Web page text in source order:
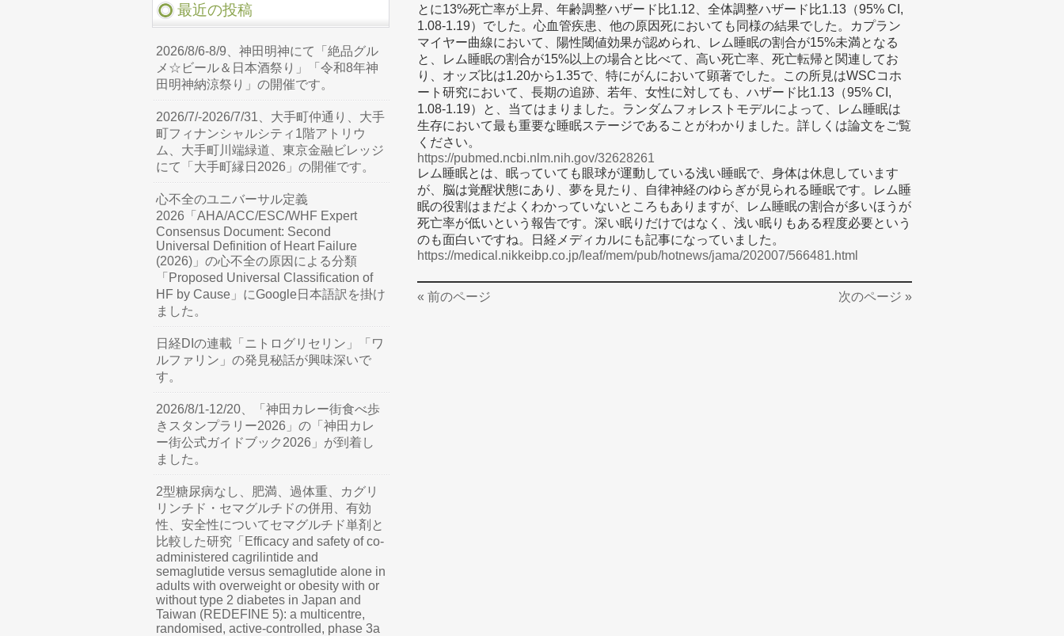
とに13%死亡率が上昇、年齢調整ハザード比1.12、全体調整ハザード比1.13（95% CI,
1.08-1.19）でした。心血管疾患、他の原因死においても同様の結果でした。カプラン
マイヤー曲線において、陽性閾値効果が認められ、レム睡眠の割合が15%未満となる
と、レム睡眠の割合が15%以上の場合と比べて、高い死亡率、死亡転帰と関連してお
り、オッズ比は1.20から1.35で、特にがんにおいて顕著でした。この所見はWSCコホ
ート研究において、長期の追跡、若年、女性に対しても、ハザード比1.13（95% CI,
1.08-1.19）と、当てはまりました。ランダムフォレストモデルによって、レム睡眠は
生存において最も重要な睡眠ステージであることがわかりました。詳しくは論文をご覧
ください。
https://pubmed.ncbi.nlm.nih.gov/32628261
レム睡眠とは、眠っていても眼球が運動している浅い睡眠で、身体は休息しています
が、脳は覚醒状態にあり、夢を見たり、自律神経のゆらぎが見られる睡眠です。レム睡
眠の役割はまだよくわかっていないところもありますが、レム睡眠の割合が多いほうが
死亡率が低いという報告です。深い眠りだけではなく、浅い眠りもある程度必要という
のも面白いですね。日経メディカルにも記事になっていました。
https://medical.nikkeibp.co.jp/leaf/mem/pub/hotnews/jama/202007/566481.html
« 前のページ 次のページ »
最近の投稿
2026/8/6-8/9、神田明神にて「絶品グル
メ☆ビール＆日本酒祭り」「令和8年神
田明神納涼祭り」の開催です。
2026/7/-2026/7/31、大手町仲通り、大手
町フィナンシャルシティ1階アトリウ
ム、大手町川端緑道、東京金融ビレッジ
にて「大手町縁日2026」の開催です。
心不全のユニバーサル定義
2026「AHA/ACC/ESC/WHF Expert
Consensus Document: Second
Universal Definition of Heart Failure
(2026)」の心不全の原因による分類
「Proposed Universal Classification of
HF by Cause」にGoogle日本語訳を掛け
ました。
日経DIの連載「ニトログリセリン」「ワ
ルファリン」の発見秘話が興味深いで
す。
2026/8/1-12/20、「神田カレー街食べ歩
きスタンプラリー2026」の「神田カレ
ー街公式ガイドブック2026」が到着し
ました。
2型糖尿病なし、肥満、過体重、カグリ
リンチド・セマグルチドの併用、有効
性、安全性についてセマグルチド単剤と
比較した研究「Efficacy and safety of co-
administered cagrilintide and
semaglutide versus semaglutide alone in
adults with overweight or obesity with or
without type 2 diabetes in Japan and
Taiwan (REDEFINE 5): a multicentre,
randomised, active-controlled, phase 3a